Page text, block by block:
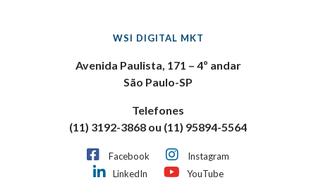
WSI DIGITAL MKT
Avenida Paulista, 171 – 4º andar
São Paulo-SP
Telefones
(11) 3192-3868 ou (11) 95894-5564
Facebook
Instagram
LinkedIn
YouTube